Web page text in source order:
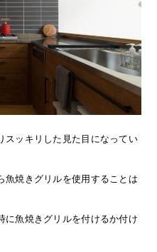
スッキリした見た目になってい
魚焼きグリルを使用することは
に魚焼きグリルを付けるか付け